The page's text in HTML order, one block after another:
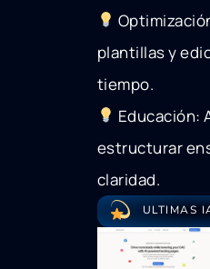
plantillas y
tiempo.
Educación:
estructurar
claridad.
ULTIMAS